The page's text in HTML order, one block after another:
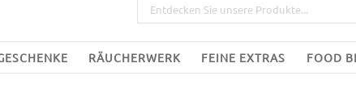
RÄUCHERWERK FEINE EXTRAS FOOD